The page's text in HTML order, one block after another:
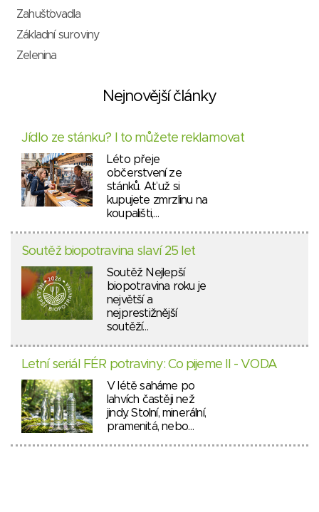
Zahušťovadla
Základní suroviny
Zelenina
Nejnovější články
Jídlo ze stánku? I to můžete reklamovat
Léto přeje
občerstvení ze
stánků. Ať už si
kupujete zmrzlinu na
koupališti,…
Soutěž biopotravina slaví 25 let
Soutěž Nejlepší
biopotravina roku je
největší a
nejprestižnější
soutěží…
Letní seriál FÉR potraviny: Co pijeme II - VODA
V létě saháme po
lahvích častěji než
jindy. Stolní, minerální,
pramenitá, nebo…